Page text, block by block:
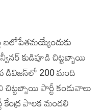
బలోపేతమయ్యేందుకు
కుడిపూడి చిట్టబ్బాయి
డివిజన్‌లో 200 మంది
పార్టీ కండువాలు
కేంద్ర పాలక మండలి